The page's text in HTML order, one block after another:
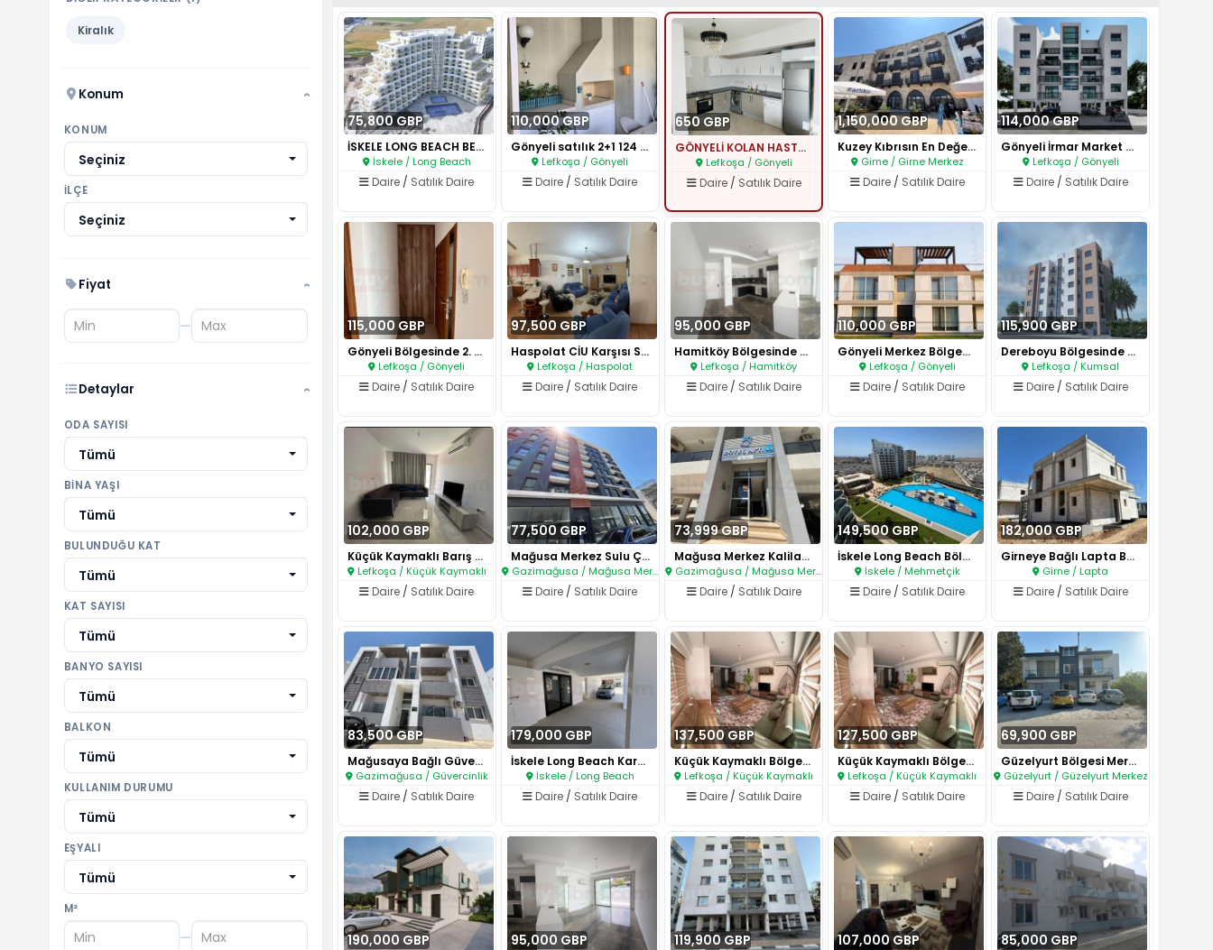
Kiralık
Konum ›
KONUM
Seçiniz
İLÇE
Seçiniz
Fiyat ›
—
Detaylar ›
ODA SAYISI
Tümü
BINA YAŞI
Tümü
BULUNDUĞU KAT
Tümü
KAT SAYISI
Tümü
BANYO SAYISI
Tümü
BALKON
Tümü
KULLANIM DURUMU
Tümü
EŞYALI
Tümü
M²
—
75,800 GBP
İSKELE LONG BEACH BELLAGGIO PR..
İskele / Long Beach
Daire / Satılık Daire
110,000 GBP
Gönyeli satılık 2+1 124 m2..
Lefkoşa / Gönyeli
Daire / Satılık Daire
650 GBP
GÖNYELİ KOLAN HASTANESİ YANİ 2..
Lefkoşa / Gönyeli
Daire/ Satılık Daire
1,150,000 GBP
Kuzey Kıbrısın En Değerli Bölg..
Girne / Girne Merkez
Daire/ Satılık Daire
114,000 GBP
Gönyeli İrmar Market Karşısı S..
Lefkoşa / Gönyeli
Daire/ Satılık Daire
115,000 GBP
Gönyeli Bölgesinde 2. Kat Ara ..
Lefkoşa / Gönyeli
Daire / Satılık Daire
97,500 GBP
Haspolat CİU Karşısı Satılık Z..
Lefkoşa / Haspolat
Daire / Satılık Daire
95,000 GBP
Hamitköy Bölgesinde Satılık 2+..
Lefkoşa / Hamitköy
Daire/ Satılık Daire
110,000 GBP
Gönyeli Merkez Bölgede 3+1 ve ..
Lefkoşa / Gönyeli
Daire/ Satılık Daire
115,900 GBP
Dereboyu Bölgesinde Satılık 2+..
Lefkoşa / Kumsal
Daire/ Satılık Daire
102,000 GBP
Küçük Kaymaklı Barış Manço Par..
Lefkoşa / Küçük Kaymaklı
Daire / Satılık Daire
77,500 GBP
Mağusa Merkez Sulu Çember Yanı..
Gazimağusa / Mağusa Merkez
Daire / Satılık Daire
73,999 GBP
Mağusa Merkez Kaliland Bölgesi..
Gazimağusa / Mağusa Merkez
Daire/ Satılık Daire
149,500 GBP
İskele Long Beach Bölgesinde M..
İskele / Mehmetçik
Daire/ Satılık Daire
182,000 GBP
Girneye Bağlı Lapta Bölgesinde..
Girne / Lapta
Daire/ Satılık Daire
83,500 GBP
Mağusaya Bağlı Güvercinlik Böl..
Gazimağusa / Güvercinlik
Daire / Satılık Daire
179,000 GBP
İskele Long Beach Karşısı Satı..
İskele / Long Beach
Daire / Satılık Daire
137,500 GBP
Küçük Kaymaklı Bölgesinde Geni..
Lefkoşa / Küçük Kaymaklı
Daire/ Satılık Daire
127,500 GBP
Küçük Kaymaklı Bölgesinde Geni..
Lefkoşa / Küçük Kaymaklı
Daire/ Satılık Daire
69,900 GBP
Güzelyurt Bölgesi Merkezde Piz..
Güzelyurt / Güzelyurt Merkez
Daire/ Satılık Daire
190,000 GBP 95,000 GBP 119,900 GBP 107,000 GBP 85,000 GBP